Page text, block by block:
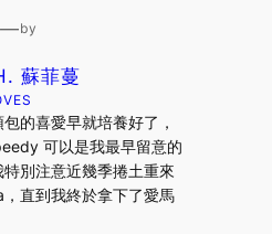
—by
蘇菲蔓
的喜愛早就培養好了，
可以是我最早留意的
別注意近幾季捲土重來
直到我終於拿下了愛馬